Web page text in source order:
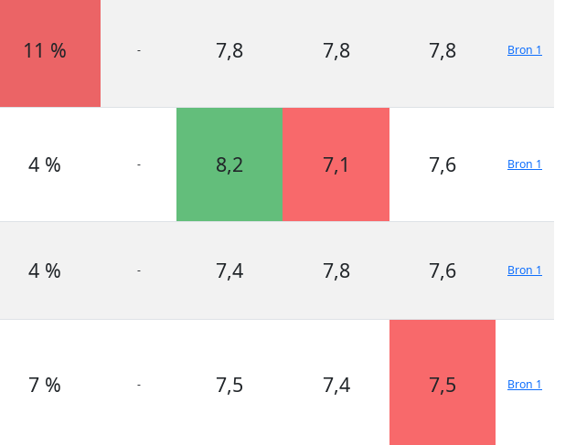
11 % - 7,8 7,8 7,8 Bron 1
4 % - 8,2 7,1 7,6 Bron 1
4 % - 7,4 7,8 7,6 Bron 1
7 % - 7,5 7,4 7,5 Bron 1